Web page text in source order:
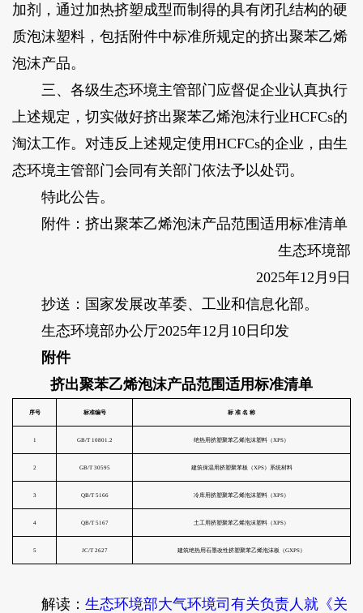
加剂，通过加热挤塑成型而制得的具有闭孔结构的硬
质泡沫塑料，包括附件中标准所规定的挤出聚苯乙烯
泡沫产品。
三、各级生态环境主管部门应督促企业认真执行
上述规定，切实做好挤出聚苯乙烯泡沫行业HCFCs的
淘汰工作。对违反上述规定使用HCFCs的企业，由生
态环境主管部门会同有关部门依法予以处罚。
特此公告。
附件：挤出聚苯乙烯泡沫产品范围适用标准清单
生态环境部
2025年12月9日
抄送：国家发展改革委、工业和信息化部。
生态环境部办公厅2025年12月10日印发
附件
挤出聚苯乙烯泡沫产品范围适用标准清单
解读 ： 生态环境部大气环境司有关负责人就《关